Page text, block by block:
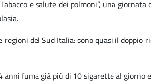
e salute dei polmoni”, una
del Sud Italia: sono quasi il
fuma già più di 10 sigarette al giorno